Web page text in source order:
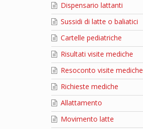
Dispensario lattanti
Sussidi di latte o baliatici
Cartelle pediatriche
Risultati visite mediche
Resoconto visite mediche
Richieste mediche
Allattamento
Movimento latte